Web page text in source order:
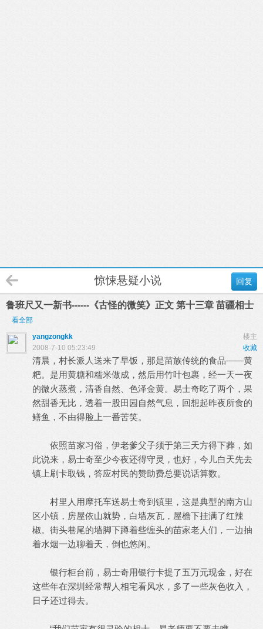
回复
惊悚悬疑小说
鲁班尺又一新书------《古怪的微笑》正文 第十三章 苗疆相士
看全部
楼主
yangzongkk
收藏
2008-7-10 05:23:49
清晨，村长派人送来了早饭，那是苗族传统的食品——黄
粑。是用黄糖和糯米做成，然后用竹叶包裹，经一天一夜
的微火蒸煮，清香自然、色泽金黄。易士奇吃了两个，果
然甜香无比，透着一股田园自然气息，回想起昨夜所食的
鳝鱼，不由得脸上一番苦笑。
依照苗家习俗，伊老爹父子须于第三天方得下葬，如
此说来，易士奇至少今夜还得守灵，也好，今儿白天先去
镇上刷卡取钱，答应村民的赞助费总要说话算数。
村里人用摩托车送易士奇到镇里，这是典型的南方山
区小镇，房屋依山就势，白墙灰瓦，屋檐下挂满了红辣
椒。街头巷尾的墙脚下蹲着些缠头的苗家老人们，一边抽
着水烟一边聊着天，倒也悠闲。
银行柜台前，易士奇用银行卡提了五万元现金，好在
这些年在深圳经常帮人相宅看风水，多了一些灰色收入，
日子还过得去。